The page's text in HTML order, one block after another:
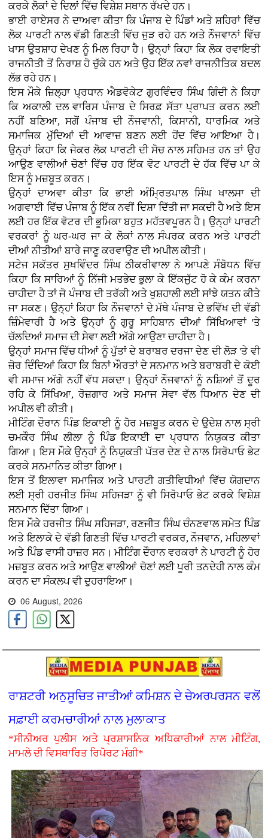
ਕਰਕੇ ਲੋਕਾਂ ਦੇ ਦਿਲਾਂ ਵਿੱਚ ਵਿਸ਼ੇਸ਼ ਸਥਾਨ ਰੱਖਦੇ ਹਨ।
ਭਾਈ ਰਾਏਸਰ ਨੇ ਦਾਅਵਾ ਕੀਤਾ ਕਿ ਪੰਜਾਬ ਦੇ ਪਿੰਡਾਂ ਅਤੇ ਸ਼ਹਿਰਾਂ ਵਿੱਚ
ਲੋਕ ਪਾਰਟੀ ਨਾਲ ਵੱਡੀ ਗਿਣਤੀ ਵਿੱਚ ਜੁੜ ਰਹੇ ਹਨ ਅਤੇ ਨੌਜਵਾਨਾਂ ਵਿੱਚ
ਖਾਸ ਉਤਸ਼ਾਹ ਦੇਖਣ ਨੂੰ ਮਿਲ ਰਿਹਾ ਹੈ। ਉਨ੍ਹਾਂ ਕਿਹਾ ਕਿ ਲੋਕ ਰਵਾਇਤੀ
ਰਾਜਨੀਤੀ ਤੋਂ ਨਿਰਾਸ਼ ਹੋ ਚੁੱਕੇ ਹਨ ਅਤੇ ਉਹ ਇੱਕ ਨਵਾਂ ਰਾਜਨੀਤਿਕ ਬਦਲ
ਲੱਭ ਰਹੇ ਹਨ।
ਇਸ ਮੌਕੇ ਜ਼ਿਲ੍ਹਾ ਪ੍ਰਧਾਨ ਐਡਵੋਕੇਟ ਗੁਰਵਿੰਦਰ ਸਿੰਘ ਗਿੰਦੀ ਨੇ ਕਿਹਾ
ਕਿ ਅਕਾਲੀ ਦਲ ਵਾਰਿਸ ਪੰਜਾਬ ਦੇ ਸਿਰਫ਼ ਸੱਤਾ ਪ੍ਰਾਪਤ ਕਰਨ ਲਈ
ਨਹੀਂ ਬਣਿਆ, ਸਗੋਂ ਪੰਜਾਬ ਦੀ ਨੌਜਵਾਨੀ, ਕਿਸਾਨੀ, ਧਾਰਮਿਕ ਅਤੇ
ਸਮਾਜਿਕ ਮੁੱਦਿਆਂ ਦੀ ਆਵਾਜ਼ ਬਣਨ ਲਈ ਹੋਂਦ ਵਿੱਚ ਆਇਆ ਹੈ।
ਉਨ੍ਹਾਂ ਕਿਹਾ ਕਿ ਜੇਕਰ ਲੋਕ ਪਾਰਟੀ ਦੀ ਸੋਚ ਨਾਲ ਸਹਿਮਤ ਹਨ ਤਾਂ ਉਹ
ਆਉਣ ਵਾਲੀਆਂ ਚੋਣਾਂ ਵਿੱਚ ਹਰ ਇੱਕ ਵੋਟ ਪਾਰਟੀ ਦੇ ਹੱਕ ਵਿੱਚ ਪਾ ਕੇ
ਇਸ ਨੂੰ ਮਜ਼ਬੂਤ ਕਰਨ।
ਉਨ੍ਹਾਂ ਦਾਅਵਾ ਕੀਤਾ ਕਿ ਭਾਈ ਅੰਮ੍ਰਿਤਪਾਲ ਸਿੰਘ ਖਾਲਸਾ ਦੀ
ਅਗਵਾਈ ਵਿੱਚ ਪੰਜਾਬ ਨੂੰ ਇੱਕ ਨਵੀਂ ਦਿਸ਼ਾ ਦਿੱਤੀ ਜਾ ਸਕਦੀ ਹੈ ਅਤੇ ਇਸ
ਲਈ ਹਰ ਇੱਕ ਵੋਟਰ ਦੀ ਭੂਮਿਕਾ ਬਹੁਤ ਮਹੱਤਵਪੂਰਨ ਹੈ। ਉਨ੍ਹਾਂ ਪਾਰਟੀ
ਵਰਕਰਾਂ ਨੂੰ ਘਰ-ਘਰ ਜਾ ਕੇ ਲੋਕਾਂ ਨਾਲ ਸੰਪਰਕ ਕਰਨ ਅਤੇ ਪਾਰਟੀ
ਦੀਆਂ ਨੀਤੀਆਂ ਬਾਰੇ ਜਾਣੂ ਕਰਵਾਉਣ ਦੀ ਅਪੀਲ ਕੀਤੀ।
ਸਟੇਜ ਸਕੱਤਰ ਸੁਖਵਿੰਦਰ ਸਿੰਘ ਠੀਕਰੀਵਾਲਾ ਨੇ ਆਪਣੇ ਸੰਬੋਧਨ ਵਿੱਚ
ਕਿਹਾ ਕਿ ਸਾਰਿਆਂ ਨੂੰ ਨਿੱਜੀ ਮਤਭੇਦ ਭੁਲਾ ਕੇ ਇੱਕਜੁੱਟ ਹੋ ਕੇ ਕੰਮ ਕਰਨਾ
ਚਾਹੀਦਾ ਹੈ ਤਾਂ ਜੋ ਪੰਜਾਬ ਦੀ ਤਰੱਕੀ ਅਤੇ ਖੁਸ਼ਹਾਲੀ ਲਈ ਸਾਂਝੇ ਯਤਨ ਕੀਤੇ
ਜਾ ਸਕਣ। ਉਨ੍ਹਾਂ ਕਿਹਾ ਕਿ ਨੌਜਵਾਨਾਂ ਦੇ ਮੱਥੇ ਪੰਜਾਬ ਦੇ ਭਵਿੱਖ ਦੀ ਵੱਡੀ
ਜ਼ਿੰਮੇਵਾਰੀ ਹੈ ਅਤੇ ਉਨ੍ਹਾਂ ਨੂੰ ਗੁਰੂ ਸਾਹਿਬਾਨ ਦੀਆਂ ਸਿੱਖਿਆਵਾਂ 'ਤੇ
ਚੱਲਦਿਆਂ ਸਮਾਜ ਦੀ ਸੇਵਾ ਲਈ ਅੱਗੇ ਆਉਣਾ ਚਾਹੀਦਾ ਹੈ।
ਉਨ੍ਹਾਂ ਸਮਾਜ ਵਿੱਚ ਧੀਆਂ ਨੂੰ ਪੁੱਤਾਂ ਦੇ ਬਰਾਬਰ ਦਰਜਾ ਦੇਣ ਦੀ ਲੋੜ 'ਤੇ ਵੀ
ਜ਼ੋਰ ਦਿੰਦਿਆਂ ਕਿਹਾ ਕਿ ਬਿਨਾਂ ਔਰਤਾਂ ਦੇ ਸਨਮਾਨ ਅਤੇ ਬਰਾਬਰੀ ਦੇ ਕੋਈ
ਵੀ ਸਮਾਜ ਅੱਗੇ ਨਹੀਂ ਵੱਧ ਸਕਦਾ। ਉਨ੍ਹਾਂ ਨੌਜਵਾਨਾਂ ਨੂੰ ਨਸ਼ਿਆਂ ਤੋਂ ਦੂਰ
ਰਹਿ ਕੇ ਸਿੱਖਿਆ, ਰੋਜ਼ਗਾਰ ਅਤੇ ਸਮਾਜ ਸੇਵਾ ਵੱਲ ਧਿਆਨ ਦੇਣ ਦੀ
ਅਪੀਲ ਵੀ ਕੀਤੀ।
ਮੀਟਿੰਗ ਦੌਰਾਨ ਪਿੰਡ ਇਕਾਈ ਨੂੰ ਹੋਰ ਮਜ਼ਬੂਤ ਕਰਨ ਦੇ ਉਦੇਸ਼ ਨਾਲ ਸ੍ਰੀ
ਚਮਕੌਰ ਸਿੰਘ ਲੀਲਾ ਨੂੰ ਪਿੰਡ ਇਕਾਈ ਦਾ ਪ੍ਰਧਾਨ ਨਿਯੁਕਤ ਕੀਤਾ
ਗਿਆ। ਇਸ ਮੌਕੇ ਉਨ੍ਹਾਂ ਨੂੰ ਨਿਯੁਕਤੀ ਪੱਤਰ ਦੇਣ ਦੇ ਨਾਲ ਸਿਰੋਪਾਓ ਭੇਟ
ਕਰਕੇ ਸਨਮਾਨਿਤ ਕੀਤਾ ਗਿਆ।
ਇਸ ਤੋਂ ਇਲਾਵਾ ਸਮਾਜਿਕ ਅਤੇ ਪਾਰਟੀ ਗਤੀਵਿਧੀਆਂ ਵਿੱਚ ਯੋਗਦਾਨ
ਲਈ ਸ੍ਰੀ ਹਰਜੀਤ ਸਿੰਘ ਸਹਿਜੜਾ ਨੂੰ ਵੀ ਸਿਰੋਪਾਓ ਭੇਟ ਕਰਕੇ ਵਿਸ਼ੇਸ਼
ਸਨਮਾਨ ਦਿੱਤਾ ਗਿਆ।
ਇਸ ਮੌਕੇ ਹਰਜੀਤ ਸਿੰਘ ਸਹਿਜੜਾ, ਰਣਜੀਤ ਸਿੰਘ ਚੰਨਣਵਾਲ ਸਮੇਤ ਪਿੰਡ
ਅਤੇ ਇਲਾਕੇ ਦੇ ਵੱਡੀ ਗਿਣਤੀ ਵਿੱਚ ਪਾਰਟੀ ਵਰਕਰ, ਨੌਜਵਾਨ, ਮਹਿਲਾਵਾਂ
ਅਤੇ ਪਿੰਡ ਵਾਸੀ ਹਾਜ਼ਰ ਸਨ। ਮੀਟਿੰਗ ਦੌਰਾਨ ਵਰਕਰਾਂ ਨੇ ਪਾਰਟੀ ਨੂੰ ਹੋਰ
ਮਜ਼ਬੂਤ ਕਰਨ ਅਤੇ ਆਉਣ ਵਾਲੀਆਂ ਚੋਣਾਂ ਲਈ ਪੂਰੀ ਤਨਦੇਹੀ ਨਾਲ ਕੰਮ
ਕਰਨ ਦਾ ਸੰਕਲਪ ਵੀ ਦੁਹਰਾਇਆ।
06 August, 2026
ਰਾਸ਼ਟਰੀ ਅਨੁਸੂਚਿਤ ਜਾਤੀਆਂ ਕਮਿਸ਼ਨ ਦੇ ਚੇਅਰਪਰਸਨ ਵਲੋਂ
ਸਫ਼ਾਈ ਕਰਮਚਾਰੀਆਂ ਨਾਲ ਮੁਲਾਕਾਤ
*ਸੀਨੀਅਰ ਪੁਲੀਸ ਅਤੇ ਪ੍ਰਸ਼ਾਸਨਿਕ ਅਧਿਕਾਰੀਆਂ ਨਾਲ ਮੀਟਿੰਗ,
ਮਾਮਲੇ ਦੀ ਵਿਸਥਾਰਿਤ ਰਿਪੋਰਟ ਮੰਗੀ*